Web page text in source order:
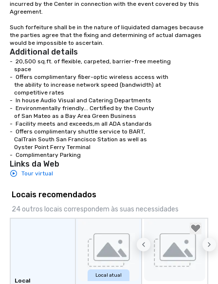
incurred by the Center in connection with the event covered by this
Agreement.
Such forfeiture shall be in the nature of liquidated damages because
the parties agree that the fixing and determining of actual damages
would be impossible to ascertain.
Additional details
-  20,500 sq.ft. of flexible, carpeted, barrier-free meeting
-  Offers complimentary fiber-optic wireless access with
-  In house Audio Visual and Catering Departments
-  Environmentally friendly... Certified by the County
-  Facility meets and exceeds,m all ADA standards
-  Offers complimentary shuttle service to BART,
-  Complimentary Parking
Links da Web
Tour virtual
Locais recomendados
24 outros locais correspondem às suas necessidades
Local
Local atual